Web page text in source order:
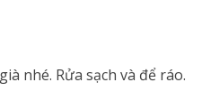
nhé. Rửa sạch và để ráo.